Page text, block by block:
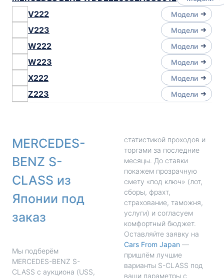
V222 Модели
V223 Модели
W222 Модели
W223 Модели
X222 Модели
Z223 Модели
MERCEDES-
BENZ S-
CLASS из
Японии под
заказ
Мы подберём
MERCEDES-BENZ S-
CLASS с аукциона (USS,
статистикой проходов и
торгами за последние
месяцы. До ставки
покажем прозрачную
смету «под ключ» (лот,
сборы, фрахт,
страхование, таможня,
услуги) и согласуем
комфортный бюджет.
Оставляйте заявку на
Cars From Japan —
пришлём лучшие
варианты S-CLASS под
ваши параметры с